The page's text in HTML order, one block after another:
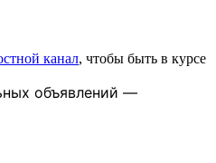
канал, чтобы быть в курсе
объявлений —